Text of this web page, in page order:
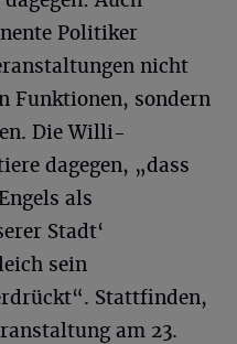
Politiker
nicht
Funktionen, sondern
Die Willi-
dagegen, „dass
als
Stadt‘
sein
Stattfinden,
am 23.